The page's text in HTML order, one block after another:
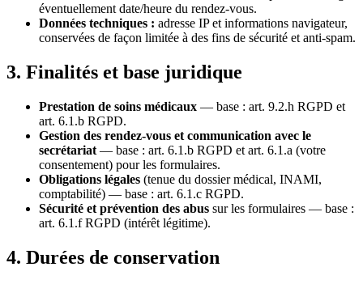
éventuellement date/heure du rendez-vous.
Données techniques : adresse IP et informations navigateur,
conservées de façon limitée à des fins de sécurité et anti-spam.
3. Finalités et base juridique
Prestation de soins médicaux — base : art. 9.2.h RGPD et
art. 6.1.b RGPD.
Gestion des rendez-vous et communication avec le
secrétariat — base : art. 6.1.b RGPD et art. 6.1.a (votre
consentement) pour les formulaires.
Obligations légales (tenue du dossier médical, INAMI,
comptabilité) — base : art. 6.1.c RGPD.
Sécurité et prévention des abus sur les formulaires — base :
art. 6.1.f RGPD (intérêt légitime).
4. Durées de conservation